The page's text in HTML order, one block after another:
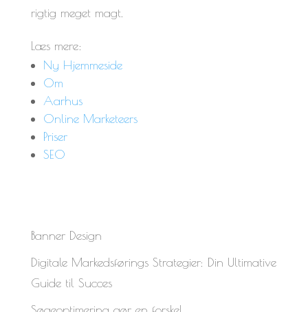
rigtig meget magt.
Læs mere:
Ny Hjemmeside
Om
Aarhus
Online Marketeers
Priser
SEO
Banner Design
Digitale Markedsførings Strategier: Din Ultimative
Guide til Succes